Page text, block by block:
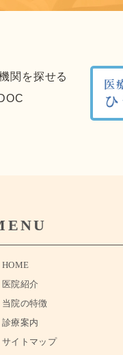
HOME
医院紹介
当院の特徴
診療案内
サイトマップ